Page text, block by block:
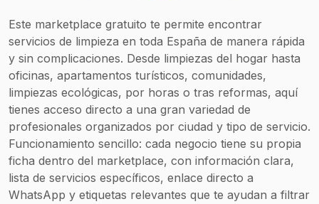
tejados y
canalones
Mantenimiento
para
comunidades
Este marketplace gratuito te permite encontrar
servicios de limpieza en toda España de manera rápida
y sin complicaciones. Desde limpiezas del hogar hasta
oficinas, apartamentos turísticos, comunidades,
limpiezas ecológicas, por horas o tras reformas, aquí
tienes acceso directo a una gran variedad de
profesionales organizados por ciudad y tipo de servicio.
Funcionamiento sencillo: cada negocio tiene su propia
ficha dentro del marketplace, con información clara,
lista de servicios específicos, enlace directo a
WhatsApp y etiquetas relevantes que te ayudan a filtrar